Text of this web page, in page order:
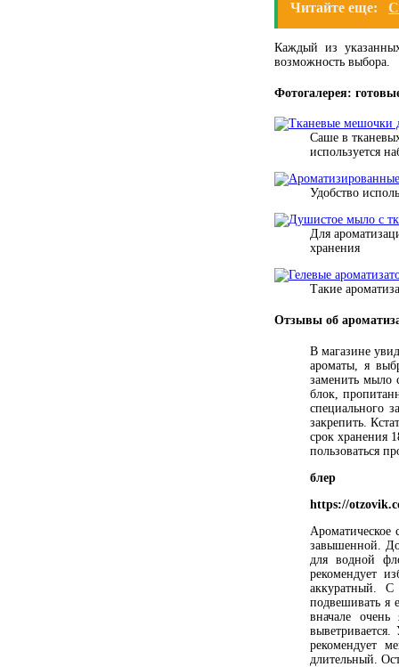
Читайте еще:
Каждый из
возможность выбора.
Фотогалерея:
Саше в
используется
Удобство
Для
хранения
Такие
Отзывы об
В магазине
ароматы, я
заменить мыло
блок,
специального
закрепить.
срок хранения
пользоваться
блер
https://
завышенной.
для водной
рекомендует
аккуратный. С
подвешивать я
вначале
рекомендует
длительный.